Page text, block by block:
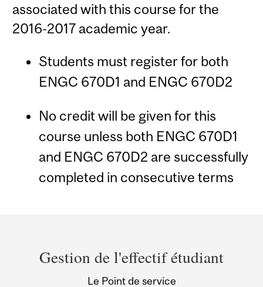
associated with this course for the
2016-2017 academic year.
Students must register for both
ENGC 670D1 and ENGC 670D2
No credit will be given for this
course unless both ENGC 670D1
and ENGC 670D2 are successfully
completed in consecutive terms
and
University
Gestion de l'effectif étudiant
Le Point de service